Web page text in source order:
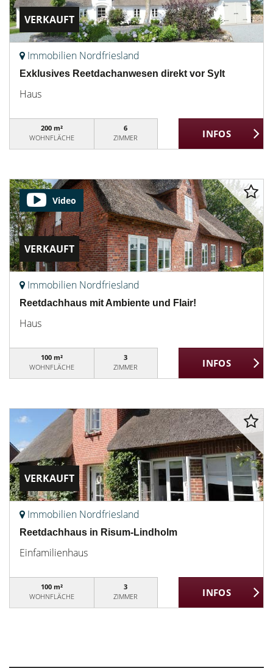
VERKAUFT
Immobilien Nordfriesland
Exklusives Reetdachanwesen direkt vor Sylt
Haus
200 m²
WOHNFLÄCHE
6
ZIMMER
VERKAUFT
Video
Immobilien Nordfriesland
Reetdachhaus mit Ambiente und Flair!
Haus
100 m²
WOHNFLÄCHE
3
ZIMMER
VERKAUFT
Immobilien Nordfriesland
Reetdachhaus in Risum-Lindholm
Einfamilienhaus
100 m²
WOHNFLÄCHE
3
ZIMMER